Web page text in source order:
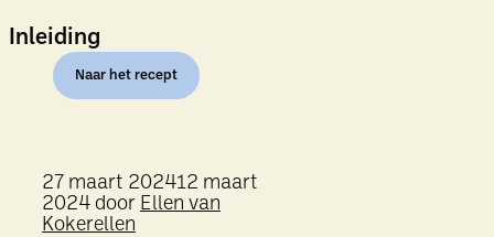
Inleiding
Naar het recept
27 maart 202412 maart
2024 door Ellen van
Kokerellen